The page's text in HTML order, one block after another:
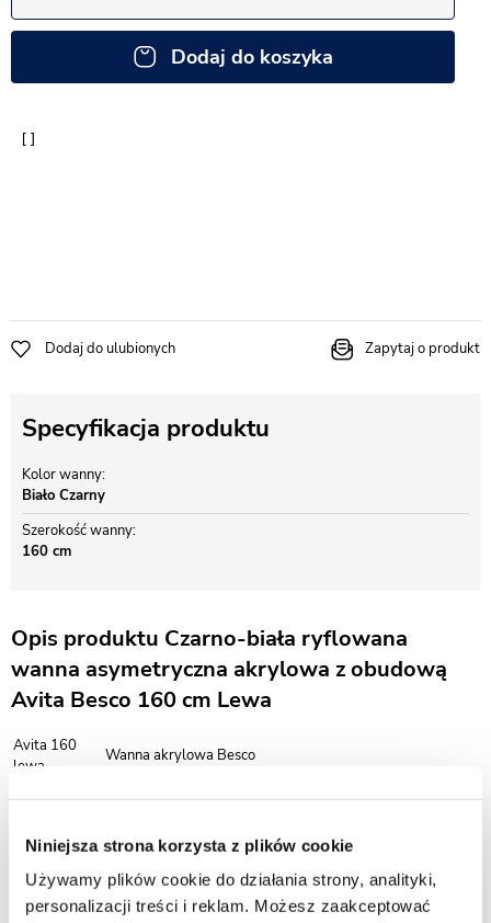
Niniejsza strona korzysta z plików cookie
Używamy plików cookie do działania strony, analityki,
personalizacji treści i reklam. Możesz zaakceptować
Dodaj do koszyka
Dodaj do ulubionych Zapytaj o produkt
Specyfikacja produktu
Kolor wanny
Biało Czarny
Szerokość wanny
160 cm
Opis produktu Czarno-biała ryflowana
wanna asymetryczna akrylowa z obudową
Avita Besco 160 cm Lewa
Avita 160
lewa
Wanna akrylowa Besco
Wysokość:
55,5 cm
Kolor:
śnieżnobiały
Kształt:
nowoczesny
Materiał/
akryl pełny 6 mm